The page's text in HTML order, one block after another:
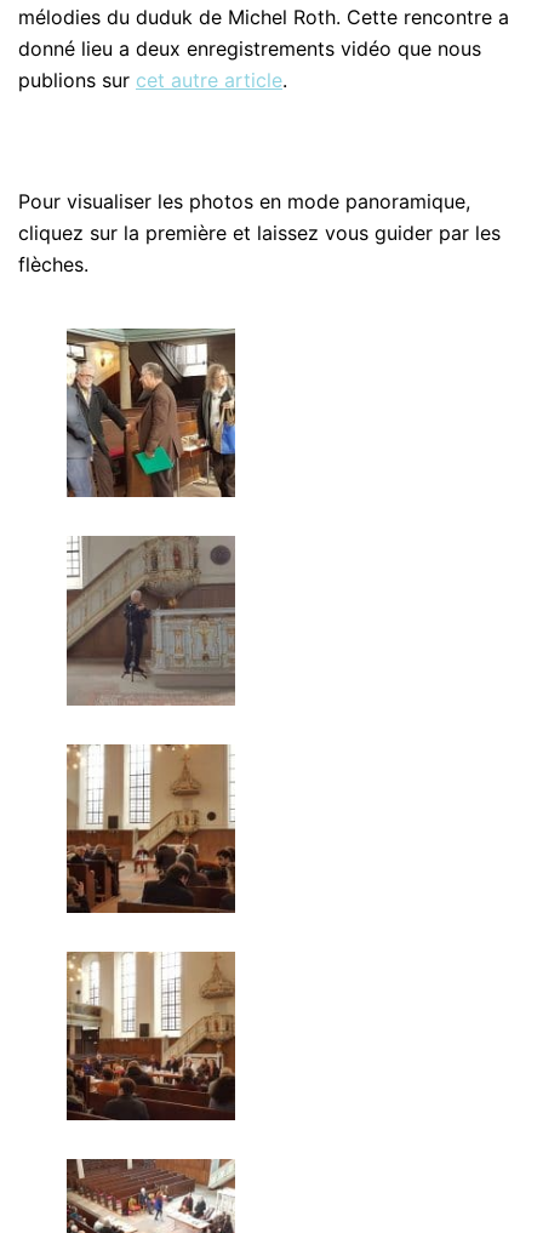
mélodies du duduk de Michel Roth. Cette rencontre a
donné lieu a deux enregistrements vidéo que nous
publions sur cet autre article.
Pour visualiser les photos en mode panoramique,
cliquez sur la première et laissez vous guider par les
flèches.